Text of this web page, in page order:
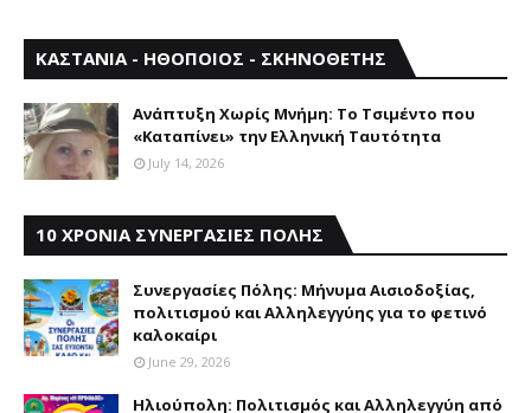
ΚΑΣΤΑΝΙΑ - ΗΘΟΠΟΙΟΣ - ΣΚΗΝΟΘΕΤΗΣ
Aνάπτυξη Xωρίς Mνήμη: Το Τσιμέντο που
«Καταπίνει» την Ελληνική Ταυτότητα
July 14, 2026
10 ΧΡΟΝΙΑ ΣΥΝΕΡΓΑΣΙΕΣ ΠΟΛΗΣ
Συνεργασίες Πόλης: Mήνυμα Aισιοδοξίας,
πολιτισμού και Aλληλεγγύης για το φετινό
καλοκαίρι
June 29, 2026
Ηλιούπολη: Πολιτισμός και Aλληλεγγύη από